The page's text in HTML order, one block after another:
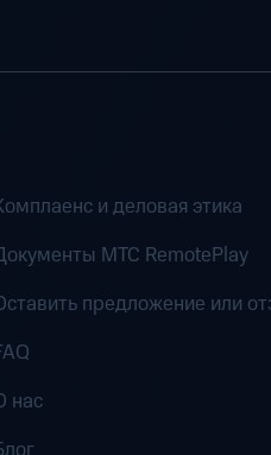
и деловая этика
MTC RemotePlay
предложение или
нас